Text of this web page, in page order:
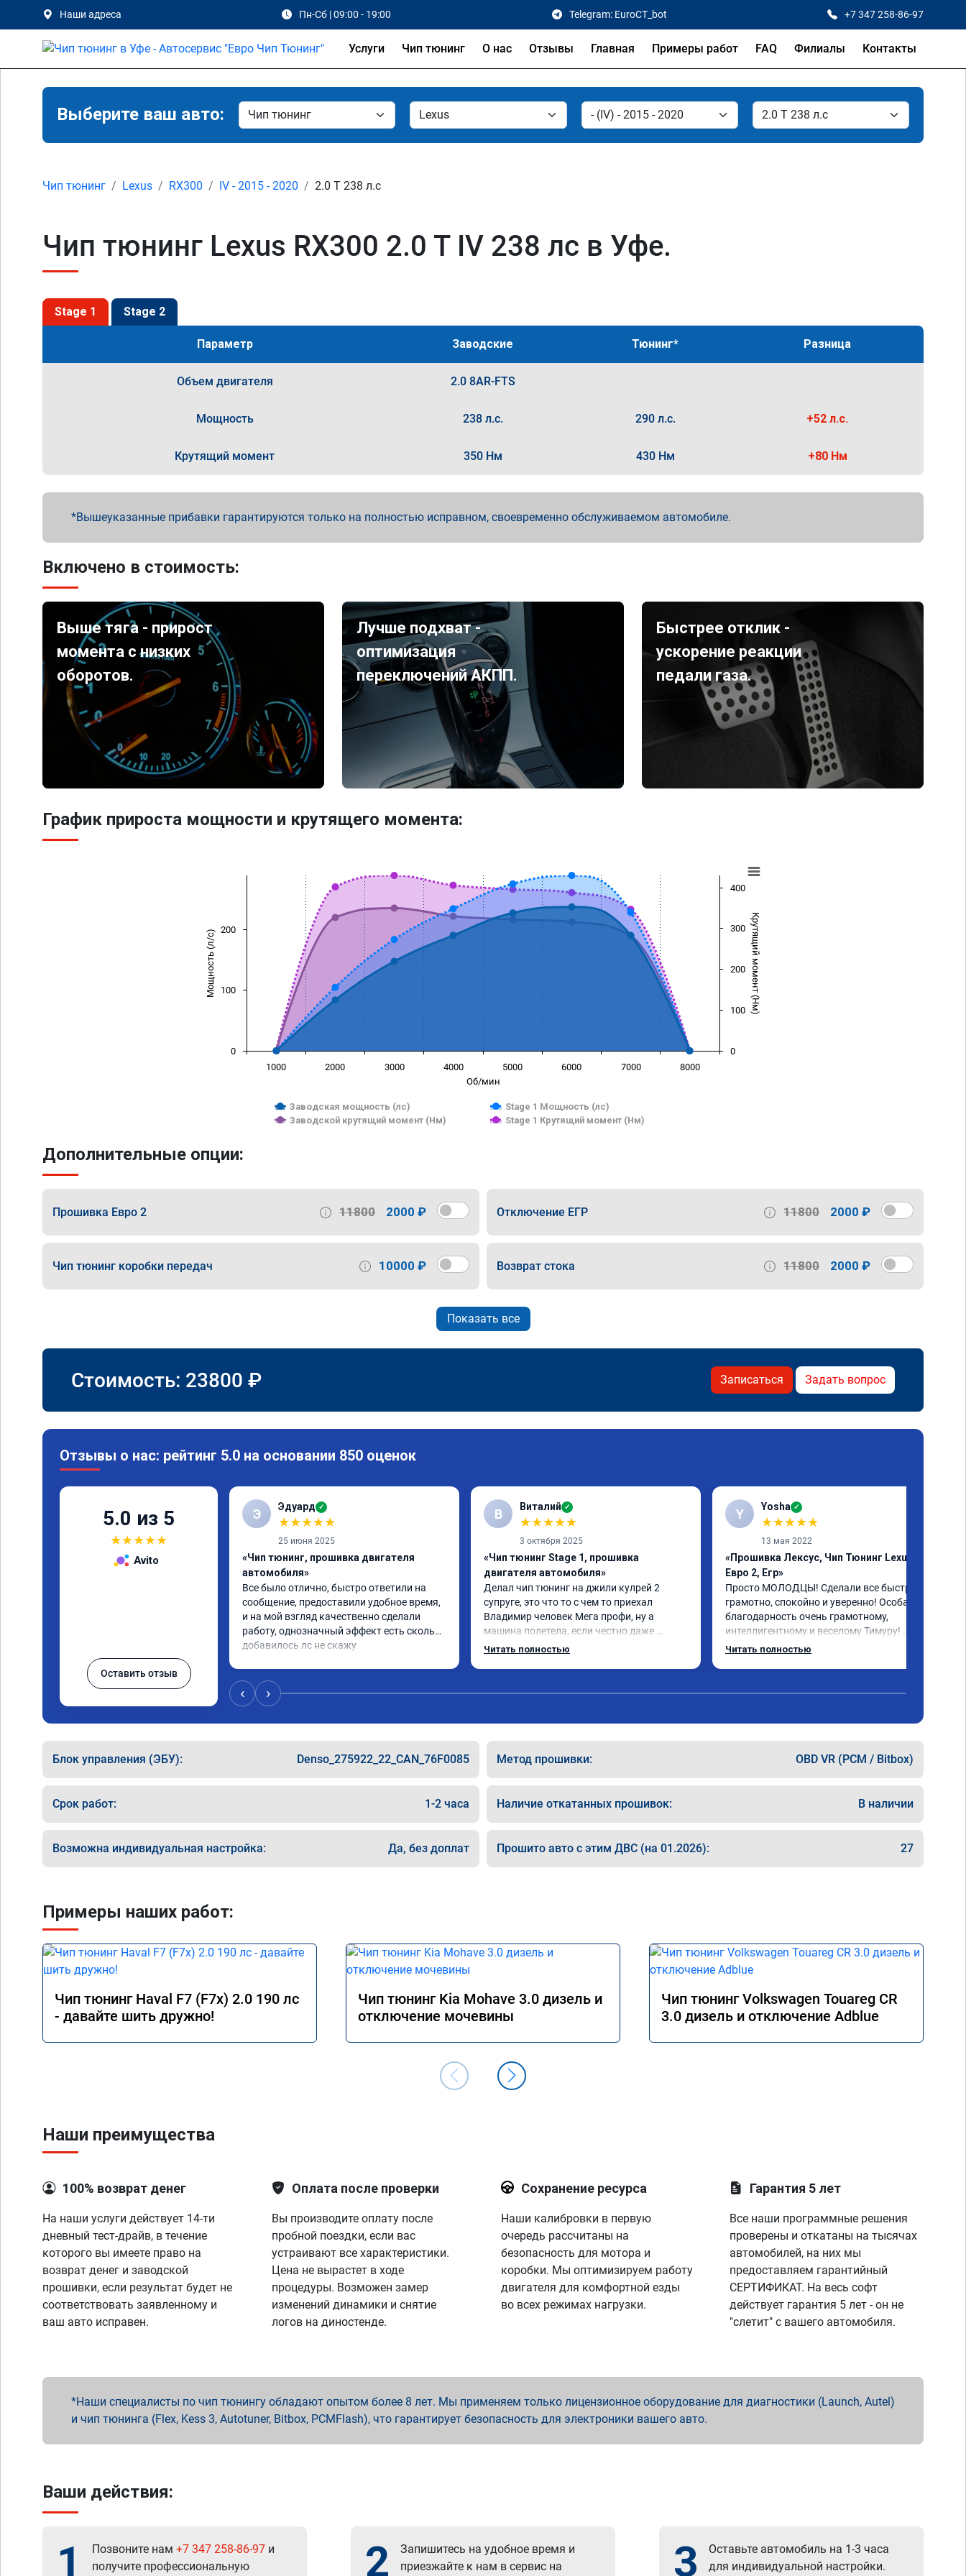
Наши адреса Пн-Сб | 09:00 - 19:00 Telegram: EuroCT_bot +7 347 258-86-97
Услуги Чип тюнинг О нас Отзывы Главная Примеры работ FAQ Филиалы Контакты
Выберите ваш авто:
Чип тюнинг Lexus RX300 IV - 2015 - 2020 2.0 T 238 л.с
Чип тюнинг Lexus RX300 2.0 T IV 238 лс в Уфе.
Stage 1 Stage 2
Параметр Заводские Тюнинг* Разница
Объем двигателя 2.0 8AR-FTS
Мощность 238 л.с. 290 л.с. +52 л.с.
Крутящий момент 350 Нм 430 Нм +80 Нм
Вышеуказанные прибавки гарантируются только на полностью исправном, своевременно обслуживаемом автомобиле.
Включено в стоимость:
Выше тяга - прирост
момента с низких
оборотов.
Лучше подхват -
оптимизация
переключений АКПП.
Быстрее отклик -
ускорение реакции
педали газа.
График прироста мощности и крутящего момента:
Об/мин
Мощность (л/с) Крутящий момент (Нм)
Заводская мощность (лс)
Stage 1 Мощность (лс)
Заводской крутящий момент (Нм)
Stage 1 Крутящий момент (Нм)
1000 2000 3000 4000 5000 6000 7000 8000
0
100
200
0
100
200
300
400
Дополнительные опции:
Прошивка Евро 2 11800 2000 ₽ Отключение ЕГР 11800 2000 ₽
Чип тюнинг коробки передач 10000 ₽ Возврат стока 11800 2000 ₽
Показать все
Стоимость: 23800 ₽ Записаться Задать вопрос
Отзывы о нас: рейтинг 5.0 на основании 850 оценок
5.0 из 5
★★★★★
Avito
Оставить отзыв
Э Эдуард ✓
★★★★★
25 июня 2025
«Чип тюнинг, прошивка двигателя
автомобиля»
Все было отлично, быстро ответили на
сообщение, предоставили удобное время,
и на мой взгляд качественно сделали
работу, однозначный эффект есть сколько
добавилось лс не скажу
В Виталий ✓
★★★★★
3 октября 2025
«Чип тюнинг Stage 1, прошивка
двигателя автомобиля»
Делал чип тюнинг на джили кулрей 2
супруге, это что то с чем то приехал
Владимир человек Мега профи, ну а
машина полетела, если честно даже
страшно было, спасибо огромное. Ну и за
Читать полностью
Y Yosha ✓
★★★★★
13 мая 2022
«Прошивка Лексус, Чип Тюнинг Lexus,
Евро 2, Егр»
Просто МОЛОДЦЫ! Сделали все быстро,
грамотно, спокойно и уверенно! Особая
благодарность очень грамотному,
интеллигентному и веселому Тимуру!
Ребята профессионалы! Lexus GX-460
Читать полностью
‹ ›
Блок управления (ЭБУ): Denso_275922_22_CAN_76F0085 Метод прошивки: OBD VR (PCM / Bitbox)
Срок работ: 1-2 часа Наличие откатанных прошивок: В наличии
Возможна индивидуальная настройка: Да, без доплат Прошито авто с этим ДВС (на 01.2026): 27
Примеры наших работ:
Чип тюнинг Haval F7 (F7x) 2.0 190 лс
- давайте шить дружно!
Чип тюнинг Kia Mohave 3.0 дизель и
отключение мочевины
Чип тюнинг Volkswagen Touareg CR
3.0 дизель и отключение Adblue
Наши преимущества
100% возврат денег
На наши услуги действует 14-ти
дневный тест-драйв, в течение
которого вы имеете право на
возврат денег и заводской
прошивки, если результат будет не
соответствовать заявленному и
ваш авто исправен.
Оплата после проверки
Вы производите оплату после
пробной поездки, если вас
устраивают все характеристики.
Цена не вырастет в ходе
процедуры. Возможен замер
изменений динамики и снятие
логов на диностенде.
Сохранение ресурса
Наши калибровки в первую
очередь рассчитаны на
безопасность для мотора и
коробки. Мы оптимизируем работу
двигателя для комфортной езды
во всех режимах нагрузки.
Гарантия 5 лет
Все наши программные решения
проверены и откатаны на тысячах
автомобилей, на них мы
предоставляем гарантийный
СЕРТИФИКАТ. На весь софт
действует гарантия 5 лет - он не
"слетит" с вашего автомобиля.
Наши специалисты по чип тюнингу обладают опытом более 8 лет. Мы применяем только лицензионное оборудование для диагностики (Launch, Autel)
и чип тюнинга (Flex, Kess 3, Autotuner, Bitbox, PCMFlash), что гарантирует безопасность для электроники вашего авто.
Ваши действия:
1 Позвоните нам +7 347 258-86-97 и
получите профессиональную
2
Запишитесь на удобное время и
приезжайте к нам в сервис на
3
Оставьте автомобиль на 1-3 часа
для индивидуальной настройки.